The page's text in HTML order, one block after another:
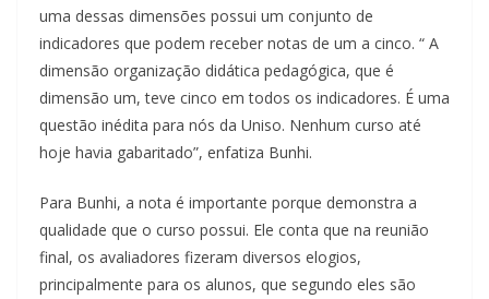
uma dessas dimensões possui um conjunto de
indicadores que podem receber notas de um a cinco. “ A
dimensão organização didática pedagógica, que é
dimensão um, teve cinco em todos os indicadores. É uma
questão inédita para nós da Uniso. Nenhum curso até
hoje havia gabaritado”, enfatiza Bunhi.
Para Bunhi, a nota é importante porque demonstra a
qualidade que o curso possui. Ele conta que na reunião
final, os avaliadores fizeram diversos elogios,
principalmente para os alunos, que segundo eles são